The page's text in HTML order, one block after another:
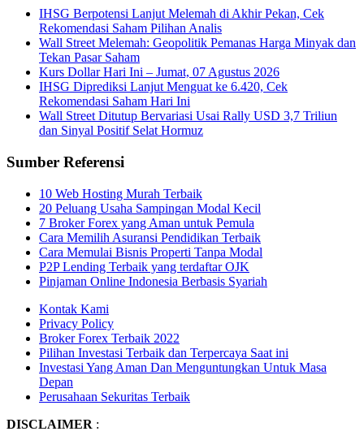
IHSG Berpotensi Lanjut Melemah di Akhir Pekan, Cek
Rekomendasi Saham Pilihan Analis
Wall Street Melemah: Geopolitik Pemanas Harga Minyak dan
Tekan Pasar Saham
Kurs Dollar Hari Ini – Jumat, 07 Agustus 2026
IHSG Diprediksi Lanjut Menguat ke 6.420, Cek
Rekomendasi Saham Hari Ini
Wall Street Ditutup Bervariasi Usai Rally USD 3,7 Triliun
dan Sinyal Positif Selat Hormuz
Sumber Referensi
10 Web Hosting Murah Terbaik
20 Peluang Usaha Sampingan Modal Kecil
7 Broker Forex yang Aman untuk Pemula
Cara Memilih Asuransi Pendidikan Terbaik
Cara Memulai Bisnis Properti Tanpa Modal
P2P Lending Terbaik yang terdaftar OJK
Pinjaman Online Indonesia Berbasis Syariah
Kontak Kami
Privacy Policy
Broker Forex Terbaik 2022
Pilihan Investasi Terbaik dan Terpercaya Saat ini
Investasi Yang Aman Dan Menguntungkan Untuk Masa
Depan
Perusahaan Sekuritas Terbaik
DISCLAIMER :